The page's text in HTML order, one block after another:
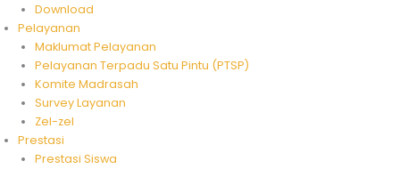
Download
Pelayanan
Maklumat Pelayanan
Pelayanan Terpadu Satu Pintu (PTSP)
Komite Madrasah
Survey Layanan
Zel-zel
Prestasi
Prestasi Siswa